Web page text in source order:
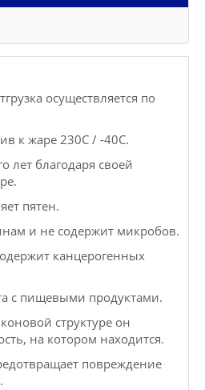
осуществляется по
к жаре 230C / -40C.
лет благодаря своей
пятен.
и не содержит микробов.
канцерогенных
с пищевыми продуктами.
структуре он
на котором находится.
повреждение